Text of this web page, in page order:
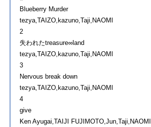
Blueberry Murder
tezya,TAIZO,kazuno,Taji,NAOMI
2
失われたtreasure∞land
tezya,TAIZO,kazuno,Taji,NAOMI
3
Nervous break down
tezya,TAIZO,kazuno,Taji,NAOMI
4
give
Ken Ayugai,TAIJI FUJIMOTO,Jun,Taji,NAOMI